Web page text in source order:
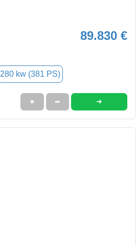
89.830 €
280 kw (381 PS)
★ ➦ ➜